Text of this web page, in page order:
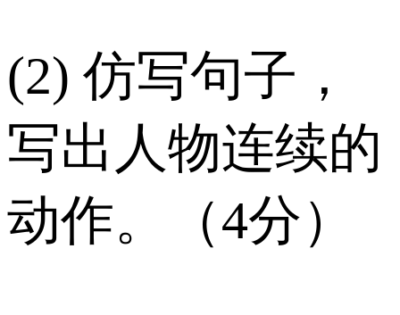
(2) 仿写句子，
写出人物连续的
动作。（4分）